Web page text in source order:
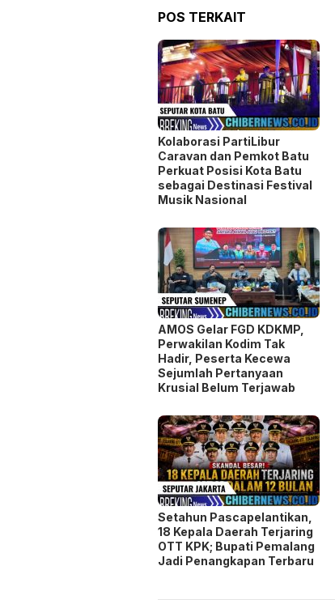
POS TERKAIT
Kolaborasi PartiLibur
Caravan dan Pemkot Batu
Perkuat Posisi Kota Batu
sebagai Destinasi Festival
Musik Nasional
AMOS Gelar FGD KDKMP,
Perwakilan Kodim Tak
Hadir, Peserta Kecewa
Sejumlah Pertanyaan
Krusial Belum Terjawab
Setahun Pascapelantikan,
18 Kepala Daerah Terjaring
OTT KPK; Bupati Pemalang
Jadi Penangkapan Terbaru